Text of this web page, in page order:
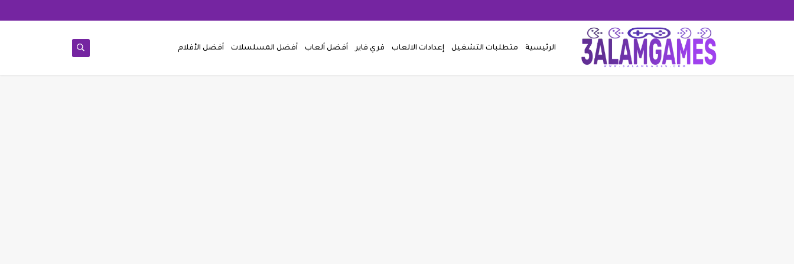
الرئيسية متطلبات التشغيل إعدادات الالعاب فري فاير أفضل ألعاب أفضل المسلسلات أفضل الأفلام